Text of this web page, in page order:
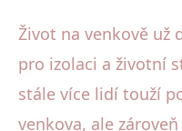
Život na venkově už
pro izolaci a životní
stále více lidí touží
venkova, ale